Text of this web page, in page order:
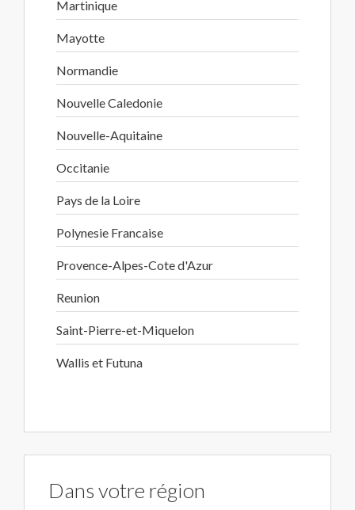
Martinique
Mayotte
Normandie
Nouvelle Caledonie
Nouvelle-Aquitaine
Occitanie
Pays de la Loire
Polynesie Francaise
Provence-Alpes-Cote d'Azur
Reunion
Saint-Pierre-et-Miquelon
Wallis et Futuna
Dans votre région